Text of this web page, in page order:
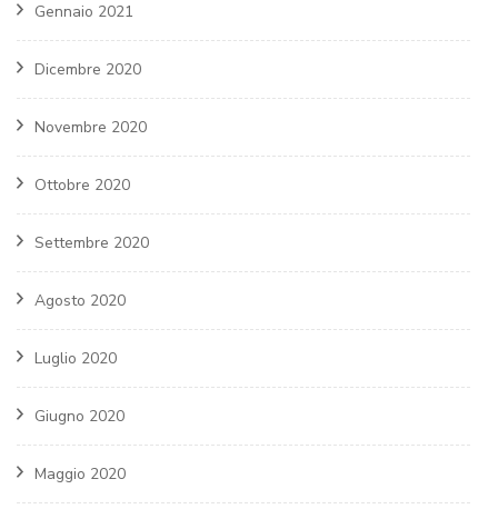
Gennaio 2021
Dicembre 2020
Novembre 2020
Ottobre 2020
Settembre 2020
Agosto 2020
Luglio 2020
Giugno 2020
Maggio 2020